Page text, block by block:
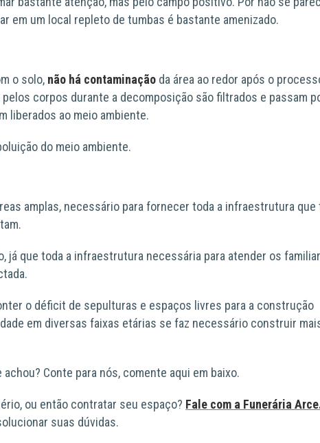
em um local repleto de tumbas é bastante amenizado.
o solo, não há contaminação da área ao redor após o
corpos durante a decomposição são filtrados e passam
liberados ao meio ambiente.
do meio ambiente.
amplas, necessário para fornecer toda a infraestrutura que
já que toda a infraestrutura necessária para atender os
o déficit de sepulturas e espaços livres para a construção
em diversas faixas etárias se faz necessário construir
Conte para nós, comente aqui em baixo.
ou então contratar seu espaço? Fale com a Funerária
suas dúvidas.